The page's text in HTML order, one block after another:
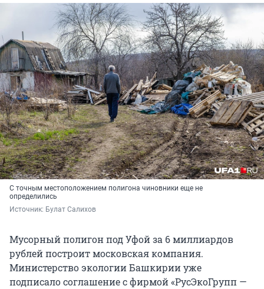
С точным местоположением полигона чиновники еще не
определились
Источник: Булат Салихов
Мусорный полигон под Уфой за 6 миллиардов
рублей построит московская компания.
Министерство экологии Башкирии уже
подписало соглашение с фирмой «РусЭкоГрупп —